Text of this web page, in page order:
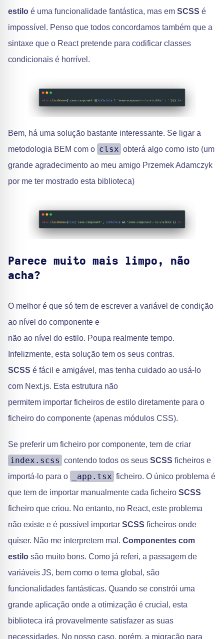
estilo é uma funcionalidade fantástica, mas em SCSS é
impossível. Penso que todos concordamos também que a
sintaxe que o React pretende para codificar classes
condicionais é horrível.
Bem, há uma solução bastante interessante. Se ligar a
metodologia BEM com o clsx obterá algo como isto (um
grande agradecimento ao meu amigo Przemek Adamczyk
por me ter mostrado esta biblioteca)
Parece muito mais limpo, não
acha?
O melhor é que só tem de escrever a variável de condição
ao nível do componente e
não ao nível do estilo. Poupa realmente tempo.
Infelizmente, esta solução tem os seus contras.
SCSS é fácil e amigável, mas tenha cuidado ao usá-lo
com Next.js. Esta estrutura não
permitem importar ficheiros de estilo diretamente para o
ficheiro do componente (apenas módulos CSS).
Se preferir um ficheiro por componente, tem de criar
index.scss contendo todos os seus SCSS ficheiros e
importá-lo para o
_app.tsx ficheiro. O único problema é
que tem de importar manualmente cada ficheiro SCSS
ficheiro que criou. No entanto, no React, este problema
não existe e é possível importar SCSS ficheiros onde
quiser. Não me interpretem mal. Componentes com
estilo são muito bons. Como já referi, a passagem de
variáveis JS, bem como o tema global, são
funcionalidades fantásticas. Quando se constrói uma
grande aplicação onde a otimização é crucial, esta
biblioteca irá provavelmente satisfazer as suas
necessidades. No nosso caso, porém, a migração para